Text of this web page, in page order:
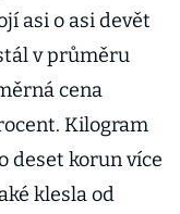
asi o asi devět
v průměru
cena
Kilogram
deset korun více
klesla od